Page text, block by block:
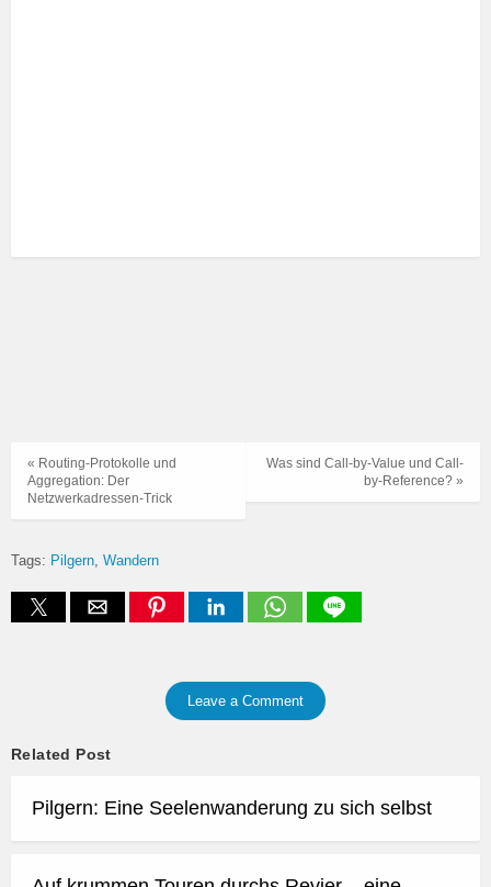
Was sind Call-by-Value und Call-
by-Reference? »
« Routing-Protokolle und
Aggregation: Der
Netzwerkadressen-Trick
Tags: Pilgern Wandern
Leave a Comment
Related Post
Pilgern: Eine Seelenwanderung zu sich selbst